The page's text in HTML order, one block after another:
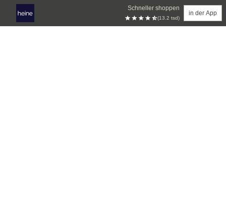
Schneller shoppen
(13.2 tsd)
in der App